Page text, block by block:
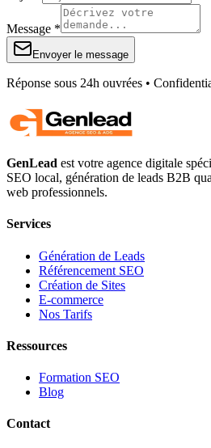
Message *
Envoyer le message
Réponse sous 24h ouvrées •
GenLead est votre agence digitale
SEO local, génération de leads B2B
web professionnels.
Services
Génération de Leads
Référencement SEO
Création de Sites
E-commerce
Nos Tarifs
Ressources
Formation SEO
Blog
Contact